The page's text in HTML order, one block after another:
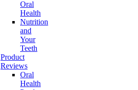
Oral
Health
Nutrition
and
Your
Teeth
Product
Reviews
Oral
Health